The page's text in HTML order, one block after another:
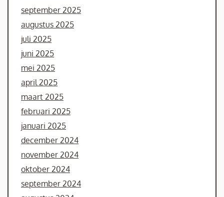
september 2025
augustus 2025
juli 2025
juni 2025
mei 2025
april 2025
maart 2025
februari 2025
januari 2025
december 2024
november 2024
oktober 2024
september 2024